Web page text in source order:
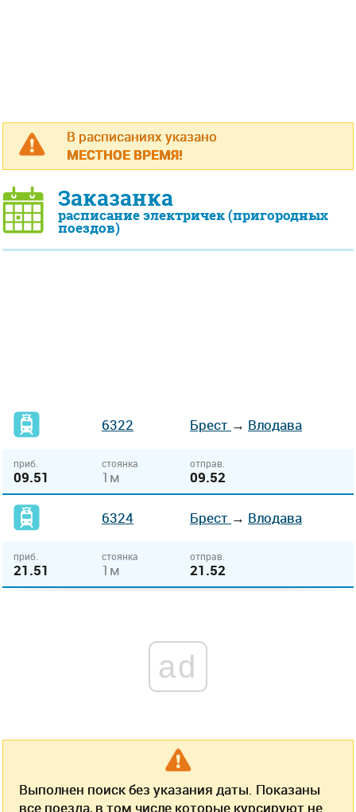
В расписаниях указано
МЕСТНОЕ ВРЕМЯ!
Заказанка
расписание электричек (пригородных
поездов)
6322 Брест → Влодава
приб.
09.51
стоянка
1м
отправ.
09.52
6324 Брест → Влодава
приб.
21.51
стоянка
1м
отправ.
21.52
ad
Выполнен поиск без указания даты. Показаны
все поезда, в том числе которые курсируют не